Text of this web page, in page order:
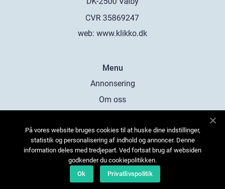
web: www.klikko.dk
Menu
Annonsering
Om oss
Kontakta oss
Sitemap
På vores website bruges cookies til at huske dine indstillinger,
statistik og personalisering af indhold og annoncer. Denne
information deles med tredjepart. Ved fortsat brug af websiden
godkender du cookiepolitikken.
Ok
Privatlivspolitik